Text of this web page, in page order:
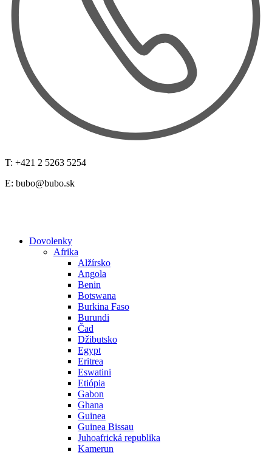
T: +421 2 5263 5254
E: bubo@bubo.sk
Dovolenky
Afrika
Alžírsko
Angola
Benin
Botswana
Burkina Faso
Burundi
Čad
Džibutsko
Egypt
Eritrea
Eswatini
Etiópia
Gabon
Ghana
Guinea
Guinea Bissau
Juhoafrická republika
Kamerun